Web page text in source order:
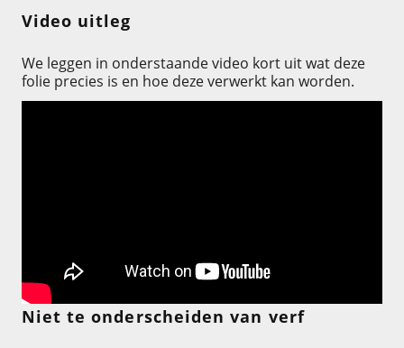
Video uitleg
We leggen in onderstaande video kort uit wat deze
folie precies is en hoe deze verwerkt kan worden.
Niet te onderscheiden van verf